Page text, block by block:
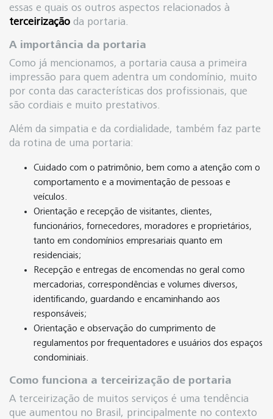
essas e quais os outros aspectos relacionados à
terceirização da portaria.
A importância da portaria
Como já mencionamos, a portaria causa a primeira
impressão para quem adentra um condomínio, muito
por conta das características dos profissionais, que
são cordiais e muito prestativos.
Além da simpatia e da cordialidade, também faz parte
da rotina de uma portaria:
Cuidado com o patrimônio, bem como a atenção com o
comportamento e a movimentação de pessoas e
veículos.
Orientação e recepção de visitantes, clientes,
funcionários, fornecedores, moradores e proprietários,
tanto em condomínios empresariais quanto em
residenciais;
Recepção e entregas de encomendas no geral como
mercadorias, correspondências e volumes diversos,
identificando, guardando e encaminhando aos
responsáveis;
Orientação e observação do cumprimento de
regulamentos por frequentadores e usuários dos espaços
condominiais.
Como funciona a terceirização de portaria
A terceirização de muitos serviços é uma tendência
que aumentou no Brasil, principalmente no contexto